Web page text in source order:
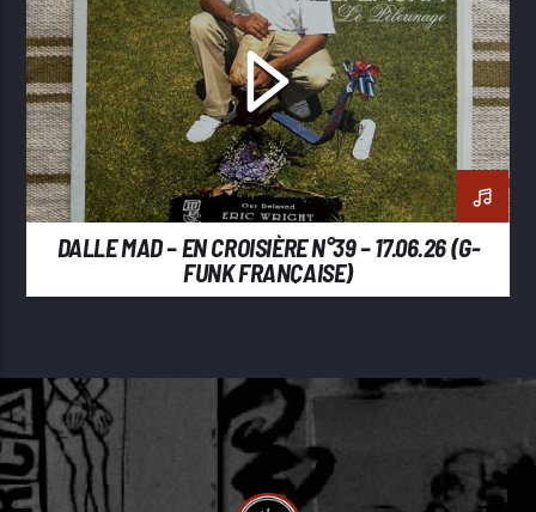
DALLE MAD – EN CROISIÈRE N°39 – 17.06.26 (G-
FUNK FRANÇAISE)